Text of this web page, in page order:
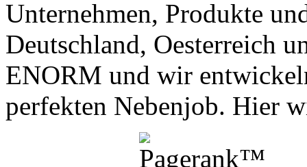
Unternehmen, Produkte
Deutschland, Oesterreich
ENORM und wir
perfekten Nebenjob. Hier